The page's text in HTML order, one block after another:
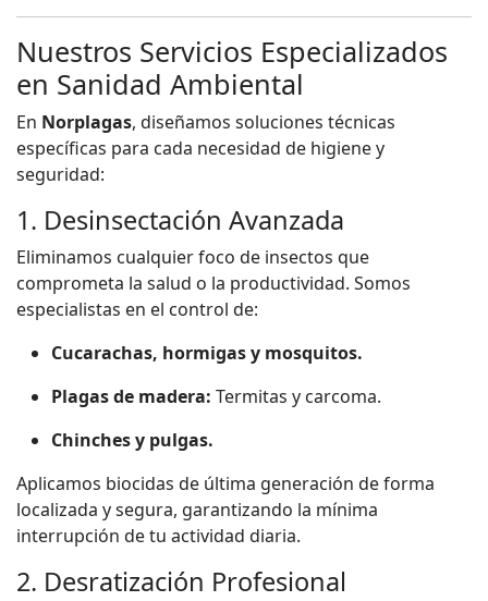
Nuestros Servicios Especializados
en Sanidad Ambiental
En Norplagas, diseñamos soluciones técnicas
específicas para cada necesidad de higiene y
seguridad:
1. Desinsectación Avanzada
Eliminamos cualquier foco de insectos que
comprometa la salud o la productividad. Somos
especialistas en el control de:
Cucarachas, hormigas y mosquitos.
Plagas de madera: Termitas y carcoma.
Chinches y pulgas.
Aplicamos biocidas de última generación de forma
localizada y segura, garantizando la mínima
interrupción de tu actividad diaria.
2. Desratización Profesional